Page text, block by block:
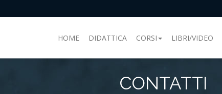
HOME DIDATTICA CORSI LIBRI/VIDEO
CONTATTI